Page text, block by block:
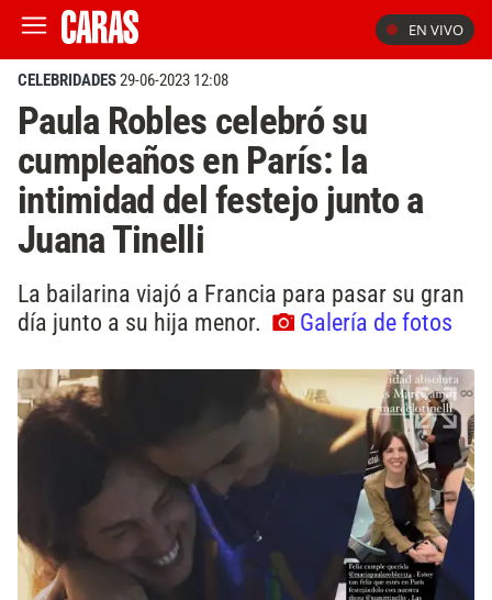
EN VIVO
CELEBRIDADES29-06-2023 12:08
Paula Robles celebró su
cumpleaños en París: la
intimidad del festejo junto a
Juana Tinelli
La bailarina viajó a Francia para pasar su gran
día junto a su hija menor.
Galería de fotos